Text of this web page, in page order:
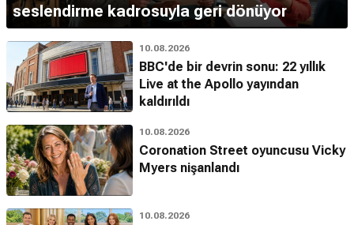
seslendirme kadrosuyla geri dönüyor
10.08.2026
BBC'de bir devrin sonu: 22 yıllık
Live at the Apollo yayından
kaldırıldı
10.08.2026
Coronation Street oyuncusu Vicky
Myers nişanlandı
10.08.2026